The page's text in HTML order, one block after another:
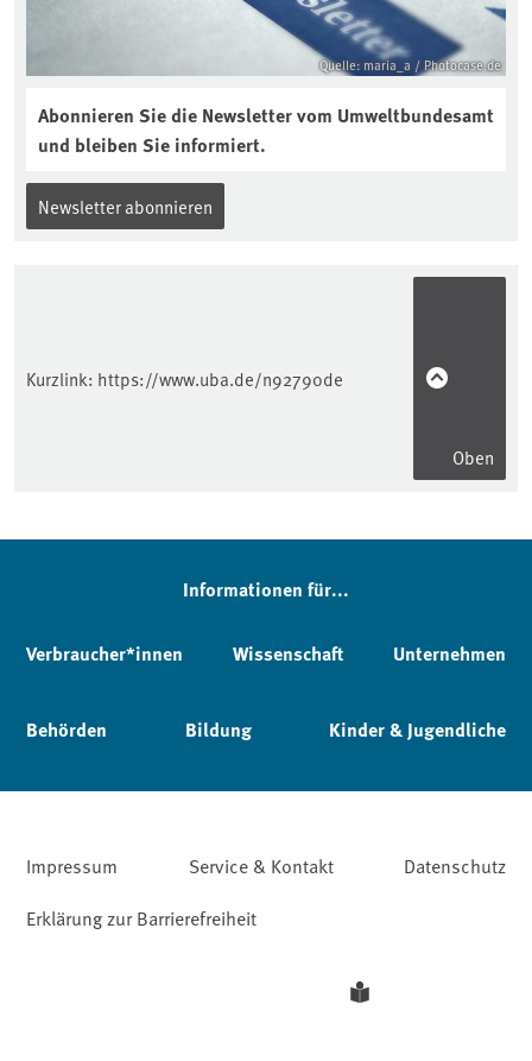
Quelle: maria_a / Photocase.de
Abonnieren Sie die Newsletter vom Umweltbundesamt
und bleiben Sie informiert.
Newsletter abonnieren
Kurzlink: https://www.uba.de/n92790de
Oben
Informationen für...
Verbraucher*innen Wissenschaft Unternehmen
Behörden Bildung Kinder & Jugendliche
Impressum Service & Kontakt
Datenschutz
Erklärung zur Barrierefreiheit